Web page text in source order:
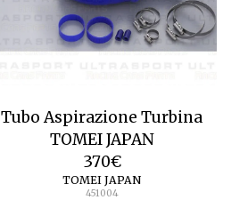
Tubo Aspirazione Turbina
TOMEI JAPAN
370€
TOMEI JAPAN
451004